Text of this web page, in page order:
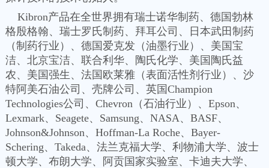
Kibron产品在全世界拥有瑞士诺华制药、德国勃林
格殷格翰、瑞士罗氏制药、拜耳公司、日本武田制药
（制药行业）、德国爱克发（油墨行业）、美国宝
洁、北京宝洁、联合利华、陶氏化学、美国陶氏益
农、美国强生、法国欧莱雅（表面活性剂行业）、沙
特阿美石油公司、壳牌公司、英国Champion
Technologies公司、Chevron（石油行业）、Epson、
Lexmark、Seagete、Samsung、NASA、BASF、
Johnson&Johnson、Hoffman-La Roche、Bayer-
Schering、Takeda、法兰克福大学、利物浦大学、波士
顿大学、布朗大学、阿贡国家实验室、卡迪夫大学、